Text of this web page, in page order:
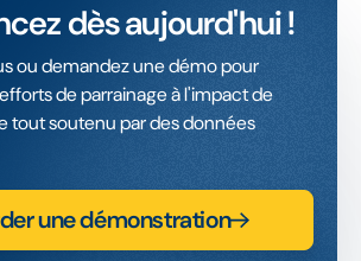
dès aujourd'hui !
ou demandez une démo pour
de parrainage à l'impact de
tout soutenu par des données
une démonstration